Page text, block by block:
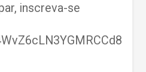
inscreva-se